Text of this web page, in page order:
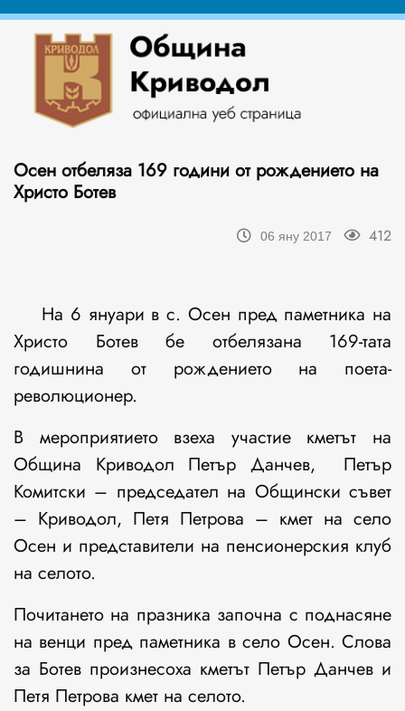
Осен отбеляза 169 години от рождението на
Христо Ботев
06 яну 2017 412
На 6 януари в с. Осен пред паметника на
Христо Ботев бе отбелязана 169-тата
годишнина от рождението на поета-
революционер.
В мероприятието взеха участие кметът на
Община Криводол Петър Данчев, Петър
Комитски – председател на Общински съвет
– Криводол, Петя Петрова – кмет на село
Осен и представители на пенсионерския клуб
на селото.
Почитането на празника започна с поднасяне
на венци пред паметника в село Осен. Слова
за Ботев произнесоха кметът Петър Данчев и
Петя Петрова кмет на селото.